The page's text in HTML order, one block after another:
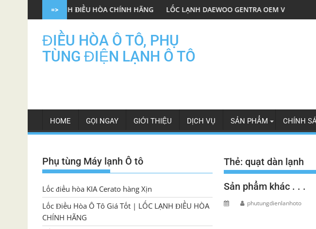
to
=>
ĐIỀU HÒA CHÍNH HÃNG LỐC LẠNH DAEWOO GENTRA OEM V5
ĐIỀU HÒA Ô TÔ, PHỤ
TÙNG ĐIỆN LẠNH Ô TÔ
HOME GỌI NGAY GIỚI THIỆU DỊCH VỤ SẢN PHẨM CHÍNH
Thẻ:quạt dàn lạnh
Sản phẩm khác . . .
phutungdienlanhoto
Phụ tùng Máy lạnh Ô tô
Lốc điều hòa KIA Cerato hàng Xịn
Lốc Điều Hòa Ô Tô Giá Tốt | LỐC LẠNH ĐIỀU HÒA
CHÍNH HÃNG